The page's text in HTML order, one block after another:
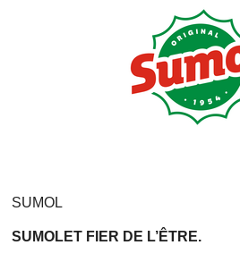
SUMOL
SUMOLET FIER DE L’ÊTRE.